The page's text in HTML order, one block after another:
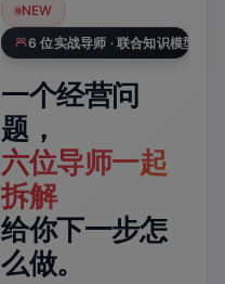
NEW
6 位实战导师 · 联合知识模型
一个经营问
题，
六位导师一起
拆解
给你下一步怎
么做。